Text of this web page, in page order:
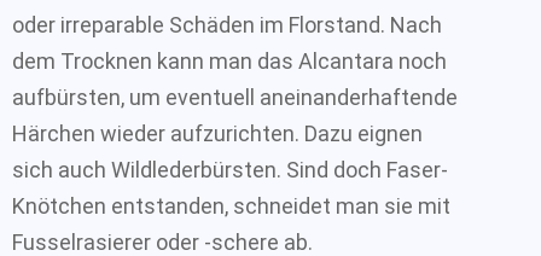
oder irreparable Schäden im Florstand. Nach
dem Trocknen kann man das Alcantara noch
aufbürsten, um eventuell aneinanderhaftende
Härchen wieder aufzurichten. Dazu eignen
sich auch Wildlederbürsten. Sind doch Faser-
Knötchen entstanden, schneidet man sie mit
Fusselrasierer oder -schere ab.